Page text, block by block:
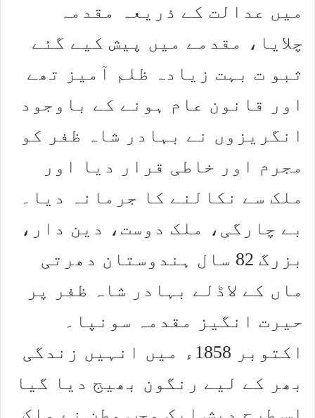
میں عدالت کے ذریعہ مقدمہ
چلایا، مقدمے میں پیش کیے گئے
ثبو ت بہت زیادہ ظلم آمیز تھے
اور قانون عام ہونے کے باوجود
انگریزوں نے بہادر شاہ ظفر کو
مجرم اور خاطی قرار دیا اور
ملک سے نکالنے کا جرمانہ دیا۔
بے چارگی، ملک دوست، دین دار،
بزرگ 82 سال ہندوستان دھرتی
ماں کے لاڈلے بہادر شاہ ظفر پر
حیرت انگیز مقدمہ سونپا۔
اکتوبر 1858ء میں انہیں زندگی
بھر کے لیے رنگون بھیج دیا گیا